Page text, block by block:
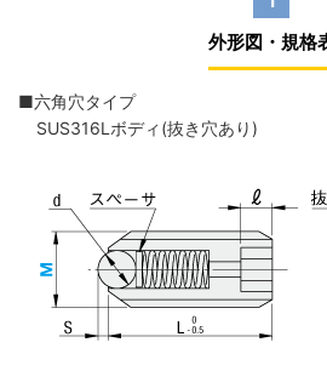
外形図・規格
■六角穴タイプ
SUS316Lボディ(抜き穴あり)